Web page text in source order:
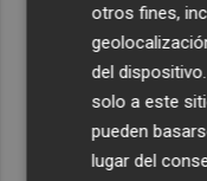
otros fines,
del
solo a este
pueden
lugar del